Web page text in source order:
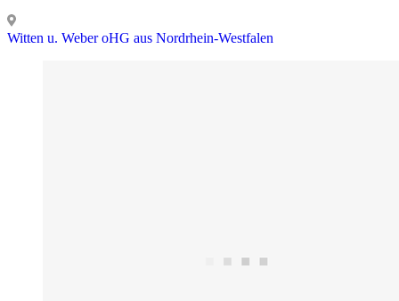
Witten u. Weber oHG aus Nordrhein-Westfalen